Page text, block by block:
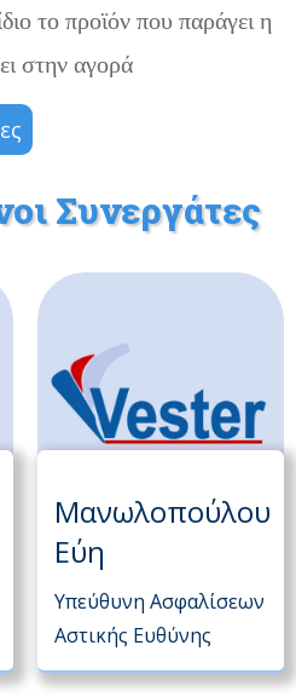
το προϊόν που παράγει η
στην αγορά
Συνεργάτες
Μανωλοπούλου
Εύη
Υπεύθυνη Ασφαλίσεων
Αστικής Ευθύνης